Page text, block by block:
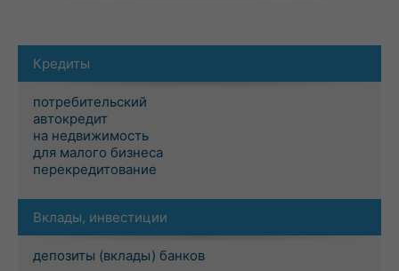
Кредиты
потребительский
автокредит
на недвижимость
для малого бизнеса
перекредитование
Вклады, инвестиции
депозиты (вклады) банков